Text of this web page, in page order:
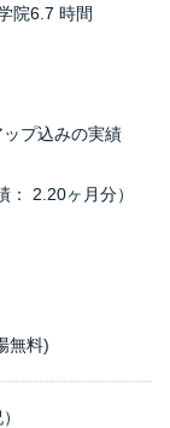
院6.7 時間
プ込みの実績
： 2.20ヶ月分）
無料)